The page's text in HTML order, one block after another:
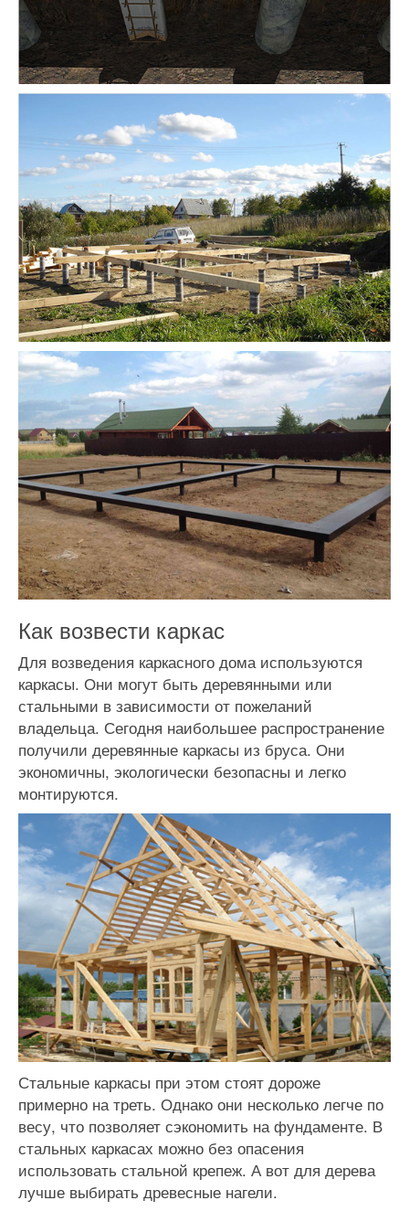
Как возвести каркас
Для возведения каркасного дома используются
каркасы. Они могут быть деревянными или
стальными в зависимости от пожеланий
владельца. Сегодня наибольшее распространение
получили деревянные каркасы из бруса. Они
экономичны, экологически безопасны и легко
монтируются.
Стальные каркасы при этом стоят дороже
примерно на треть. Однако они несколько легче по
весу, что позволяет сэкономить на фундаменте. В
стальных каркасах можно без опасения
использовать стальной крепеж. А вот для дерева
лучше выбирать древесные нагели.